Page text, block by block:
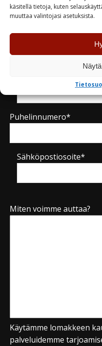
käsitellä tietoja, kuten
muuttaa valintojasi asetuksista.
Kysy
Nimi*
Puhelinnumero*
Sähköpostiosoite*
Miten voimme auttaa?
Käytämme lomakkeen
palveluidemme